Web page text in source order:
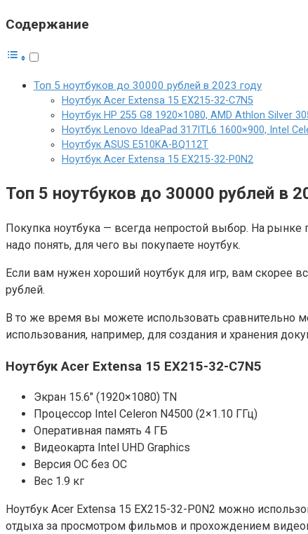
Содержание
Топ 5 ноутбуков до 30000 рублей в 2023 году
Ноутбук Acer Extensa 15 EX215-32-C7N5
Ноутбук HP 255 G8 1920×1080, AMD Athlon Silver
Ноутбук Lenovo IdeaPad 317ITL6 1600×900, Intel
Ноутбук ASUS E510KA-BQ112T
Ноутбук Acer Extensa 15 EX215-32-P0N2
Топ 5 ноутбуков до 30000 рублей в
Покупка ноутбука — всегда непростой выбор. На
надо понять, для чего вы покупаете ноутбук.
Если вам нужен хороший ноутбук для игр, вам скорее
рублей.
В то же время вы можете использовать сравнительно
использования, например, для создания и хранения
Ноутбук Acer Extensa 15 EX215-32-C7N5
Экран 15.6″ (1920×1080) TN
Процессор Intel Celeron N4500 (2×1.10 ГГц)
Оперативная память 4 ГБ
Видеокарта Intel UHD Graphics
Версия ОС без ОС
Вес 1.9 кг
Ноутбук Acer Extensa 15 EX215-32-P0N2 можно
отдыха за просмотром фильмов и прохождением